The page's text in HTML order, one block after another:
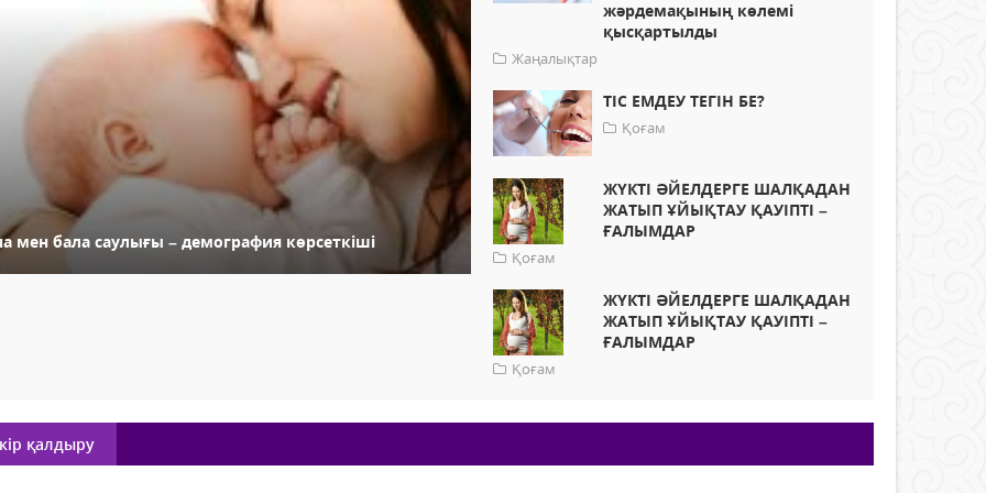
мен бала саулығы – демография көрсеткіші
жәрдемақының көлемі
қысқартылды
Жаңалықтар
ТІС ЕМДЕУ ТЕГІН БЕ?
Қоғам
ЖҮКТІ ӘЙЕЛДЕРГЕ ШАЛҚАДАН
ЖАТЫП ҰЙЫҚТАУ ҚАУІПТІ –
ҒАЛЫМДАР
Қоғам
ЖҮКТІ ӘЙЕЛДЕРГЕ ШАЛҚАДАН
ЖАТЫП ҰЙЫҚТАУ ҚАУІПТІ –
ҒАЛЫМДАР
Қоғам
қалдыру